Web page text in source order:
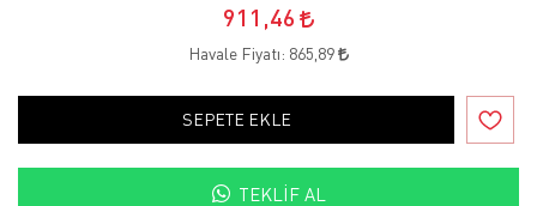
911,46
Havale Fiyatı: 865,89
SEPETE EKLE
TEKLIF AL